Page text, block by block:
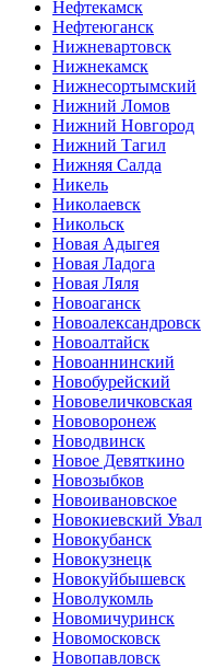
Нефтекамск
Нефтеюганск
Нижневартовск
Нижнекамск
Нижнесортымский
Нижний Ломов
Нижний Новгород
Нижний Тагил
Нижняя Салда
Никель
Николаевск
Никольск
Новая Адыгея
Новая Ладога
Новая Ляля
Новоаганск
Новоалександровск
Новоалтайск
Новоаннинский
Новобурейский
Нововеличковская
Нововоронеж
Новодвинск
Новое Девяткино
Новозыбков
Новоивановское
Новокиевский Увал
Новокубанск
Новокузнецк
Новокуйбышевск
Новолукомль
Новомичуринск
Новомосковск
Новопавловск